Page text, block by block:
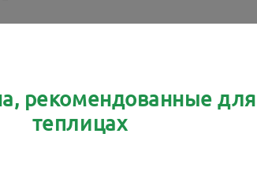
рекомендованные
теплицах